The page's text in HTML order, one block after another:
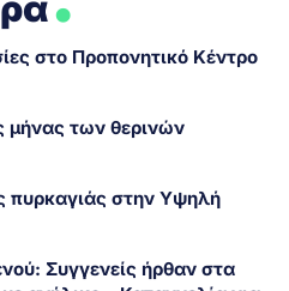
στο Προπονητικό Κέντρο
μήνας των θερινών
πυρκαγιάς στην Υψηλή
Συγγενείς ήρθαν στα